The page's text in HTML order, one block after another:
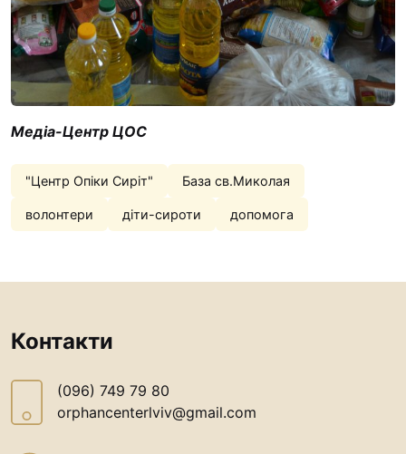
Медіа-Центр ЦОС
"Центр Опіки Сиріт" База св.Миколая
волонтери діти-сироти допомога
Контакти
(096) 749 79 80
orphancenterlviv@gmail.com